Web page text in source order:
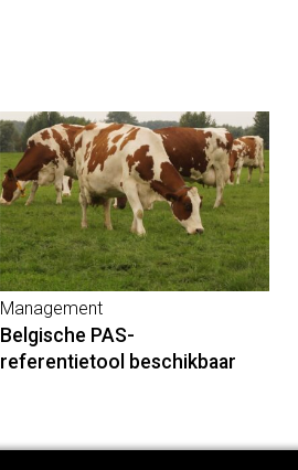
Management
Belgische PAS-
referentietool beschikbaar